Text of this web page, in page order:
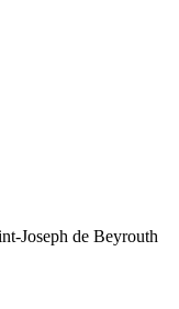
Joseph de Beyrouth